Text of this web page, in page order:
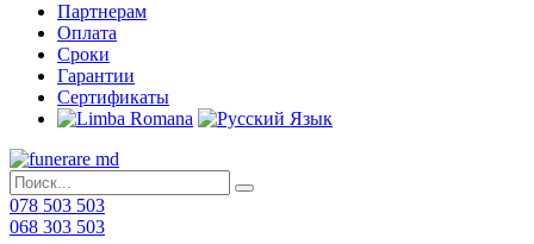
Партнерам
Оплата
Сроки
Гарантии
Сертификаты
078 503 503
068 303 503